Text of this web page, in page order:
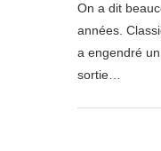
On a dit
années.
a engendré
sortie…